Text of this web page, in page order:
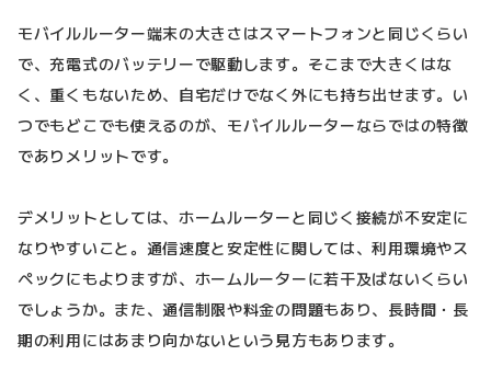
モバイルルーター端末の大きさはスマートフォンと同じくらい
で、充電式のバッテリーで駆動します。そこまで大きくはな
く、重くもないため、自宅だけでなく外にも持ち出せます。い
つでもどこでも使えるのが、モバイルルーターならではの特徴
でありメリットです。
デメリットとしては、ホームルーターと同じく接続が不安定に
なりやすいこと。通信速度と安定性に関しては、利用環境やス
ペックにもよりますが、ホームルーターに若干及ばないくらい
でしょうか。また、通信制限や料金の問題もあり、長時間・長
期の利用にはあまり向かないという見方もあります。